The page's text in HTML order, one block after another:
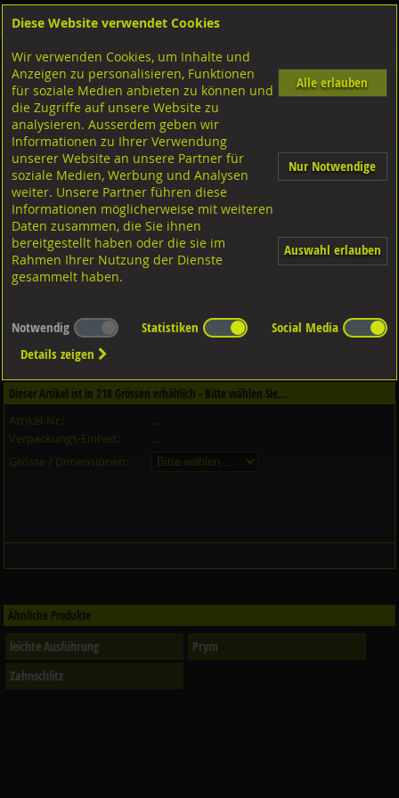
Shop Sicherungselemente Spannhülsen Diverse Ausführungen Spannhülsen
schwere AusführungA2 rostfrei, DIN1481 ISO8752
Dieser Artikel ist in 3Qualitäten erhältlich - Bitte wählen Sie...
Qualität / Oberfläche
Dieser Artikel ist in 218 Grössen erhältlich - Bitte wählen Sie...
Artikel-Nr.:
...
Verpackungs-Einheit:
...
Grösse / Dimensionen:
Ähnliche Produkte
leichte Ausführung
Prym
Zahnschlitz
Diese Website verwendet Cookies
Wir verwenden Cookies, um Inhalte und
Anzeigen zu personalisieren, Funktionen
für soziale Medien anbieten zu können und
die Zugriffe auf unsere Website zu
analysieren. Ausserdem geben wir
Informationen zu Ihrer Verwendung
unserer Website an unsere Partner für
soziale Medien, Werbung und Analysen
weiter. Unsere Partner führen diese
Informationen möglicherweise mit weiteren
Daten zusammen, die Sie ihnen
bereitgestellt haben oder die sie im
Rahmen Ihrer Nutzung der Dienste
gesammelt haben.
Alle erlauben
Nur Notwendige
Auswahl erlauben
Notwendig Statistiken
Social Media
Details zeigen